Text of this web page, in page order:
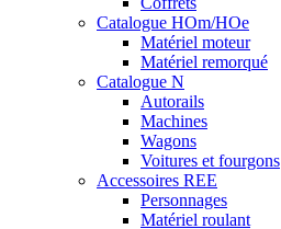
Catalogue HOm/HOe
Matériel moteur
Matériel remorqué
Catalogue N
Autorails
Machines
Wagons
Voitures et fourgons
Accessoires REE
Personnages
Matériel roulant